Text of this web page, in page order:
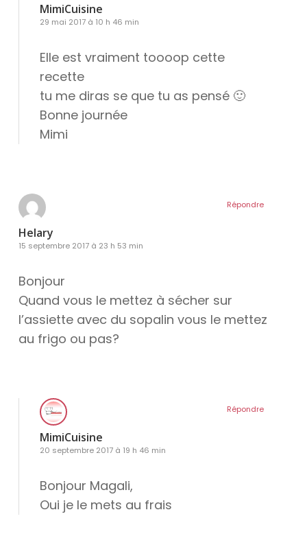
MimiCuisine
29 mai 2017 à 10 h 46 min
Elle est vraiment toooop cette
recette
tu me diras se que tu as pensé 🙂
Bonne journée
Mimi
Helary
15 septembre 2017 à 23 h 53 min
Bonjour
Quand vous le mettez à sécher sur
l’assiette avec du sopalin vous le mettez
au frigo ou pas?
Répondre
MimiCuisine
20 septembre 2017 à 19 h 46 min
Bonjour Magali,
Oui je le mets au frais
Répondre